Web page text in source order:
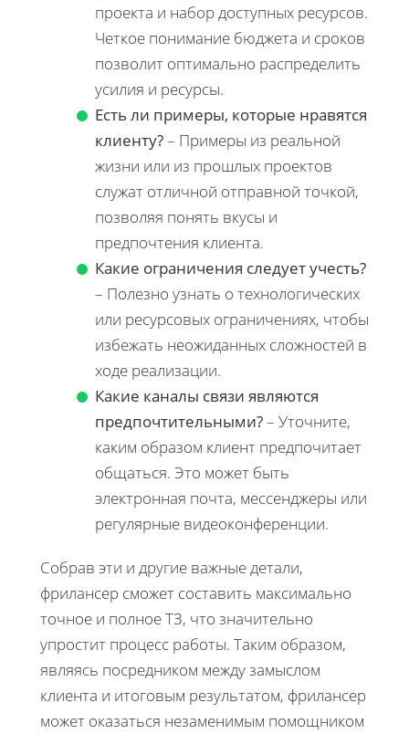
проекта и набор доступных ресурсов.
Четкое понимание бюджета и сроков
позволит оптимально распределить
усилия и ресурсы.
Есть ли примеры, которые нравятся
клиенту?– Примеры из реальной
жизни или из прошлых проектов
служат отличной отправной точкой,
позволяя понять вкусы и
предпочтения клиента.
Какие ограничения следует учесть?
– Полезно узнать о технологических
или ресурсовых ограничениях, чтобы
избежать неожиданных сложностей в
ходе реализации.
Какие каналы связи являются
предпочтительными?– Уточните,
каким образом клиент предпочитает
общаться. Это может быть
электронная почта, мессенджеры или
регулярные видеоконференции.
Собрав эти и другие важные детали,
фрилансер сможет составить максимально
точное и полное ТЗ, что значительно
упростит процесс работы. Таким образом,
являясь посредником между замыслом
клиента и итоговым результатом, фрилансер
может оказаться незаменимым помощником